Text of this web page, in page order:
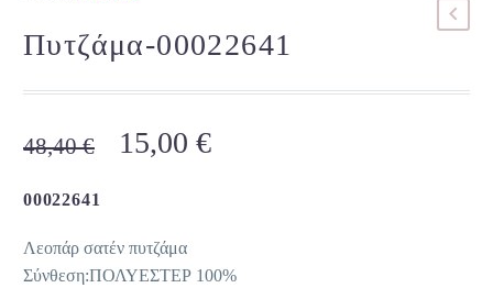
Πυτζάμα-00022641
48,40€
Original
48,40 €.
15,00 €Η
15,00 €.
00022641
Λεοπάρ σατέν πυτζάμα
Σύνθεση:ΠΟΛΥΕΣΤΕΡ 100%